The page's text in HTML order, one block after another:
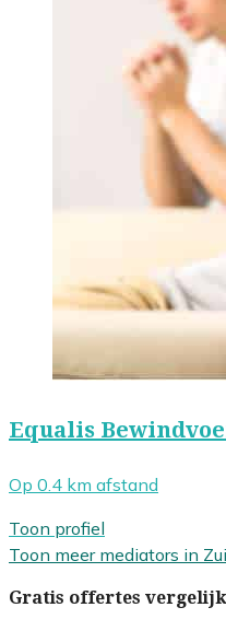
Equalis
Op 0.4 km afstand
Toon profiel
Toon meer mediators in
Gratis offertes